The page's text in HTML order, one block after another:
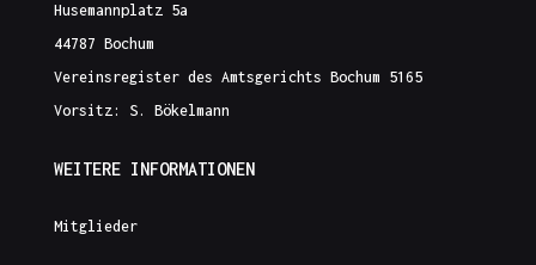
Husemannplatz 5a
44787 Bochum
Vereinsregister des Amtsgerichts Bochum 5165
Vorsitz: S. Bökelmann
WEITERE INFORMATIONEN
Mitglieder